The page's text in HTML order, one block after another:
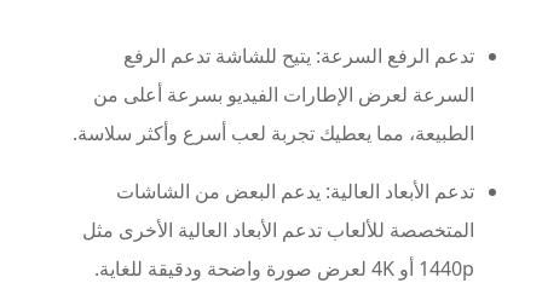
تدعم الرفع السرعة: يتيح للشاشة تدعم الرفع
السرعة لعرض الإطارات الفيديو بسرعة أعلى من
الطبيعة، مما يعطيك تجربة لعب أسرع وأكثر سلاسة.
تدعم الأبعاد العالية: يدعم البعض من الشاشات
المتخصصة للألعاب تدعم الأبعاد العالية الأخرى مثل
1440p أو 4K لعرض صورة واضحة ودقيقة للغاية.